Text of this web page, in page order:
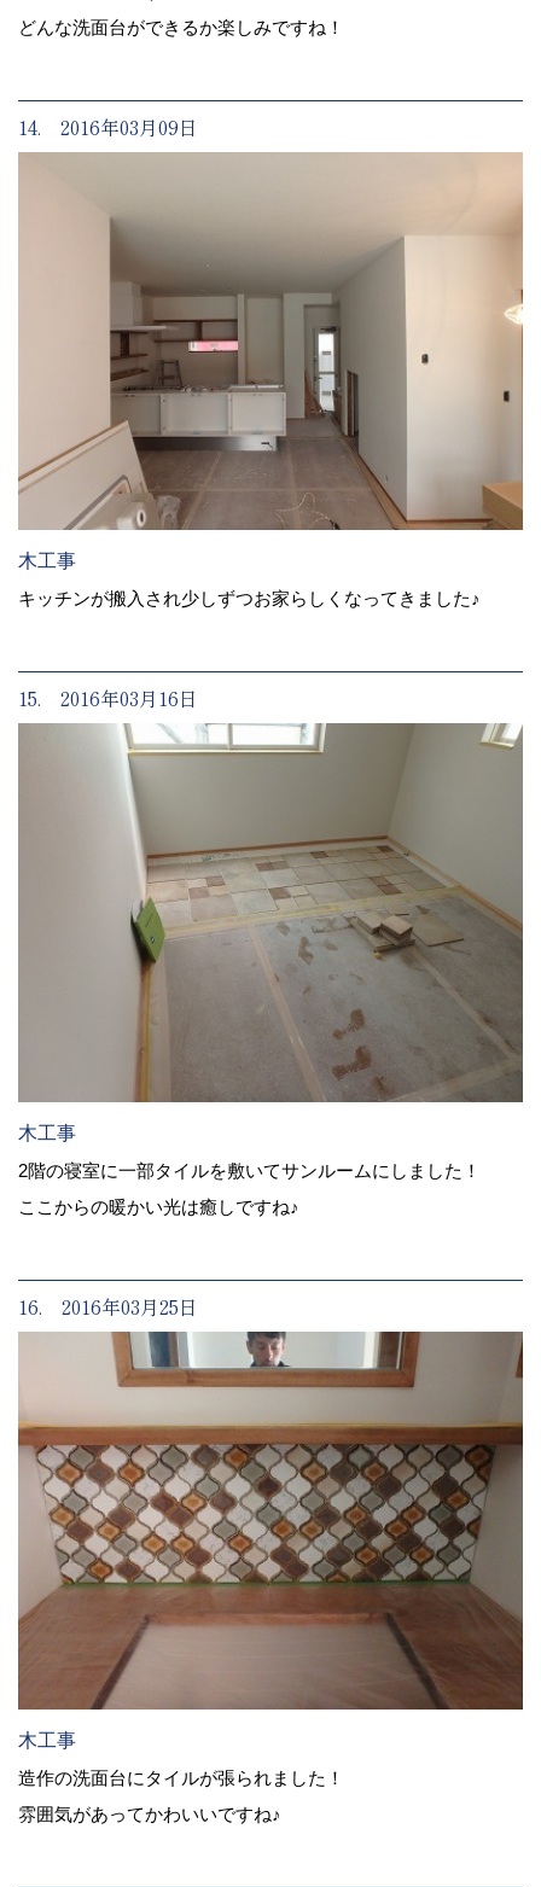
どんな洗面台ができるか楽しみですね！
14. 2016年03月09日
木工事
キッチンが搬入され少しずつお家らしくなってきました♪
15. 2016年03月16日
木工事
2階の寝室に一部タイルを敷いてサンルームにしました！
ここからの暖かい光は癒しですね♪
16. 2016年03月25日
木工事
造作の洗面台にタイルが張られました！
雰囲気があってかわいいですね♪